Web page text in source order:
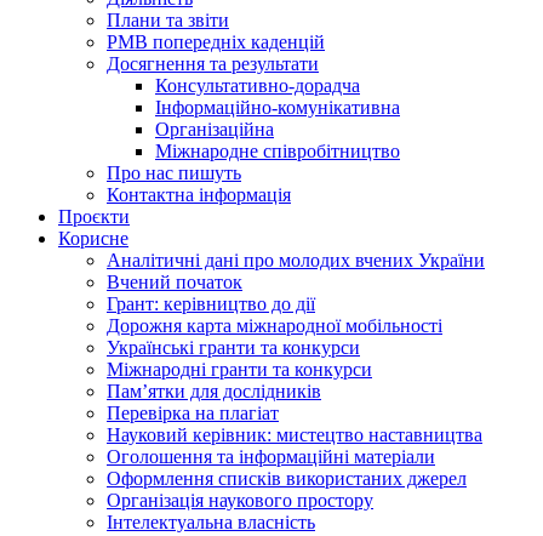
Плани та звіти
РМВ попередніх каденцій
Досягнення та результати
Консультативно-дорадча
Інформаційно-комунікативна
Організаційна
Міжнародне співробітництво
Про нас пишуть
Контактна інформація
Проєкти
Корисне
Аналітичні дані про молодих вчених України
Вчений початок
Грант: керівництво до дії
Дорожня карта міжнародної мобільності
Українські гранти та конкурси
Міжнародні гранти та конкурси
Памʼятки для дослідників
Перевірка на плагіат
Науковий керівник: мистецтво наставництва
Оголошення та інформаційні матеріали
Оформлення списків використаних джерел
Організація наукового простору
Інтелектуальна власність